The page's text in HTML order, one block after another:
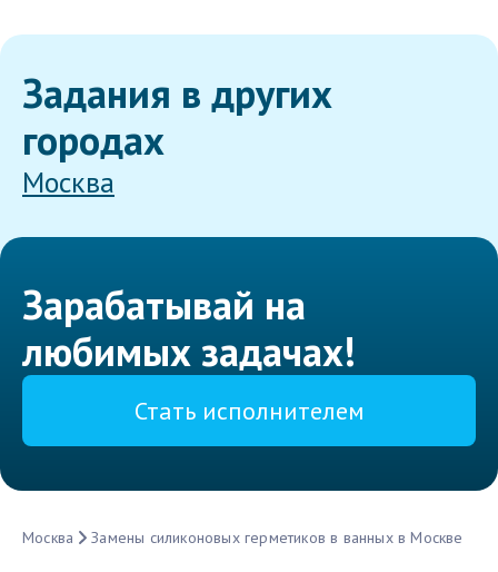
Задания в других
городах
Москва
Зарабатывай на
любимых задачах!
Стать исполнителем
Москва Замены силиконовых герметиков в ванных в Москве